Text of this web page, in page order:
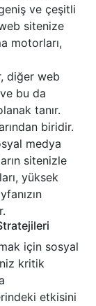
ve çeşitli
sitenize
motorları,
diğer web
bu da
tanır.
biridir.
medya
sitenizle
yüksek
için sosyal
kritik
etkisini